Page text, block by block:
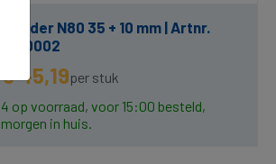
Cilinder N80 35 + 10 mm | Artnr.
1020002
€ 45,19per stuk
4 op voorraad, voor 15:00 besteld,
morgen in huis.